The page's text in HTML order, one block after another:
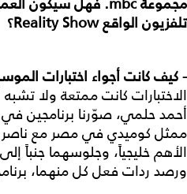
تلفزيون الواقعReality Show؟
- كيف كانت أجواء اختبارات
الاختبارات كانت ممتعة ولا
أحمد حلمي، صوّرنا برنامجين
ممثل كوميدي في مصر مع ناصر
الأهم خليجياً، وجلوسهما جنباً
ورصد ردات فعل كل منهما،